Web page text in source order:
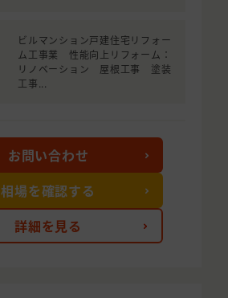
ビルマンション戸建住宅リフォー
ム工事業 性能向上リフォーム：
リノベーション 屋根工事 塗装
工事...
詳細を見る
お問い合わせ
相場を確認する